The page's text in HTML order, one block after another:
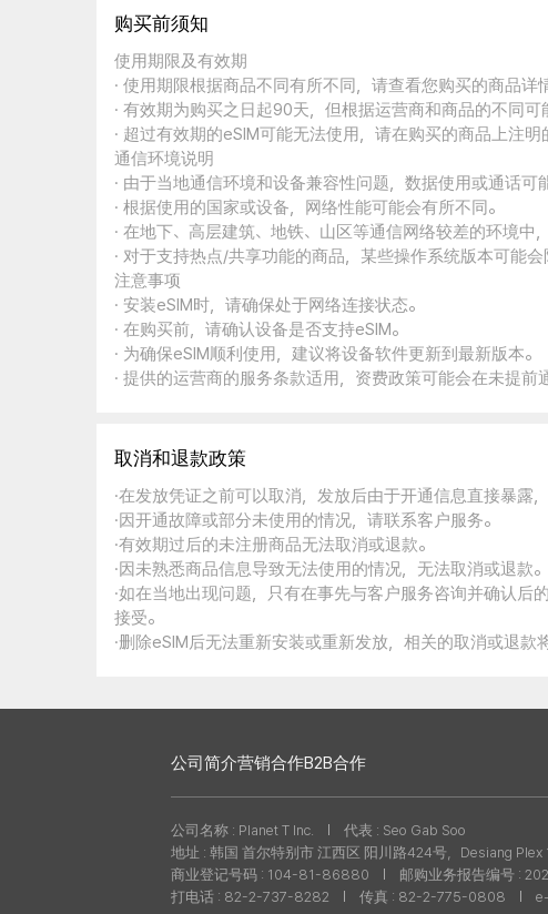
购买前须知
使用期限及有效期
· 使用期限根据商品不同有所不同，请查看您购买的商品详
· 有效期为购买之日起90天，但根据运营商和商品的不同可
· 超过有效期的eSIM可能无法使用，请在购买的商品上注明
通信环境说明
· 由于当地通信环境和设备兼容性问题，数据使用或通话可
· 根据使用的国家或设备，网络性能可能会有所不同。
· 在地下、高层建筑、地铁、山区等通信网络较差的环境中
· 对于支持热点/共享功能的商品，某些操作系统版本可能会
注意事项
· 安装eSIM时，请确保处于网络连接状态。
· 在购买前，请确认设备是否支持eSIM。
· 为确保eSIM顺利使用，建议将设备软件更新到最新版本。
· 提供的运营商的服务条款适用，资费政策可能会在未提前
取消和退款政策
·在发放凭证之前可以取消，发放后由于开通信息直接暴露
·因开通故障或部分未使用的情况，请联系客户服务。
·有效期过后的未注册商品无法取消或退款。
·因未熟悉商品信息导致无法使用的情况，无法取消或退款。
·如在当地出现问题，只有在事先与客户服务咨询并确认
接受。
·删除eSIM后无法重新安装或重新发放，相关的取消或退款
公司简介营销合作B2B合作
公司名称 : Planet T Inc.
代表 : Seo Gab Soo
地址 : 韩国 首尔特别市 江西区 阳川路424号，Desiang Plex
商业登记号码 : 104-81-86880
邮购业务报告编号 :
打电话 : 82-2-737-8282
传真 : 82-2-775-0808